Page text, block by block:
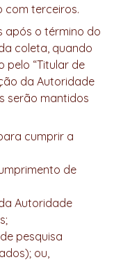
com terceiros.
após o término do
coleta, quando
pelo “Titular de
da Autoridade
serão mantidos
cumprir a
de
Autoridade
pesquisa
ou,